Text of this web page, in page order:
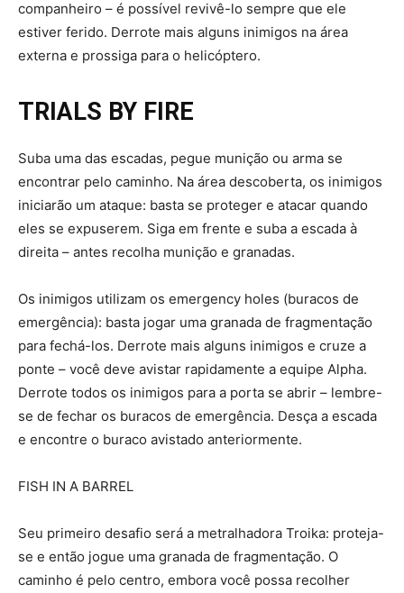
companheiro – é possível revivê-lo sempre que ele
estiver ferido. Derrote mais alguns inimigos na área
externa e prossiga para o helicóptero.
TRIALS BY FIRE
Suba uma das escadas, pegue munição ou arma se
encontrar pelo caminho. Na área descoberta, os inimigos
iniciarão um ataque: basta se proteger e atacar quando
eles se expuserem. Siga em frente e suba a escada à
direita – antes recolha munição e granadas.
Os inimigos utilizam os emergency holes (buracos de
emergência): basta jogar uma granada de fragmentação
para fechá-los. Derrote mais alguns inimigos e cruze a
ponte – você deve avistar rapidamente a equipe Alpha.
Derrote todos os inimigos para a porta se abrir – lembre-
se de fechar os buracos de emergência. Desça a escada
e encontre o buraco avistado anteriormente.
FISH IN A BARREL
Seu primeiro desafio será a metralhadora Troika: proteja-
se e então jogue uma granada de fragmentação. O
caminho é pelo centro, embora você possa recolher